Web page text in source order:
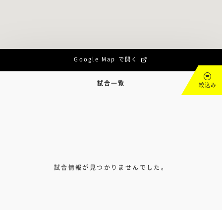
Google Map で開く
試合一覧 絞込み
試合情報が見つかりませんでした。